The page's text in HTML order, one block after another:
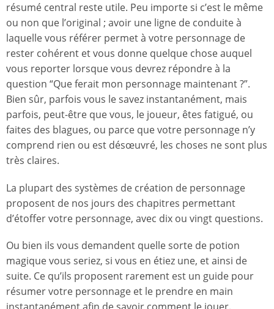
résumé central reste utile. Peu importe si c’est le même
ou non que l’original ; avoir une ligne de conduite à
laquelle vous référer permet à votre personnage de
rester cohérent et vous donne quelque chose auquel
vous reporter lorsque vous devrez répondre à la
question “Que ferait mon personnage maintenant ?”.
Bien sûr, parfois vous le savez instantanément, mais
parfois, peut-être que vous, le joueur, êtes fatigué, ou
faites des blagues, ou parce que votre personnage n’y
comprend rien ou est désœuvré, les choses ne sont plus
très claires.
La plupart des systèmes de création de personnage
proposent de nos jours des chapitres permettant
d’étoffer votre personnage, avec dix ou vingt questions.
Ou bien ils vous demandent quelle sorte de potion
magique vous seriez, si vous en étiez une, et ainsi de
suite. Ce qu’ils proposent rarement est un guide pour
résumer votre personnage et le prendre en main